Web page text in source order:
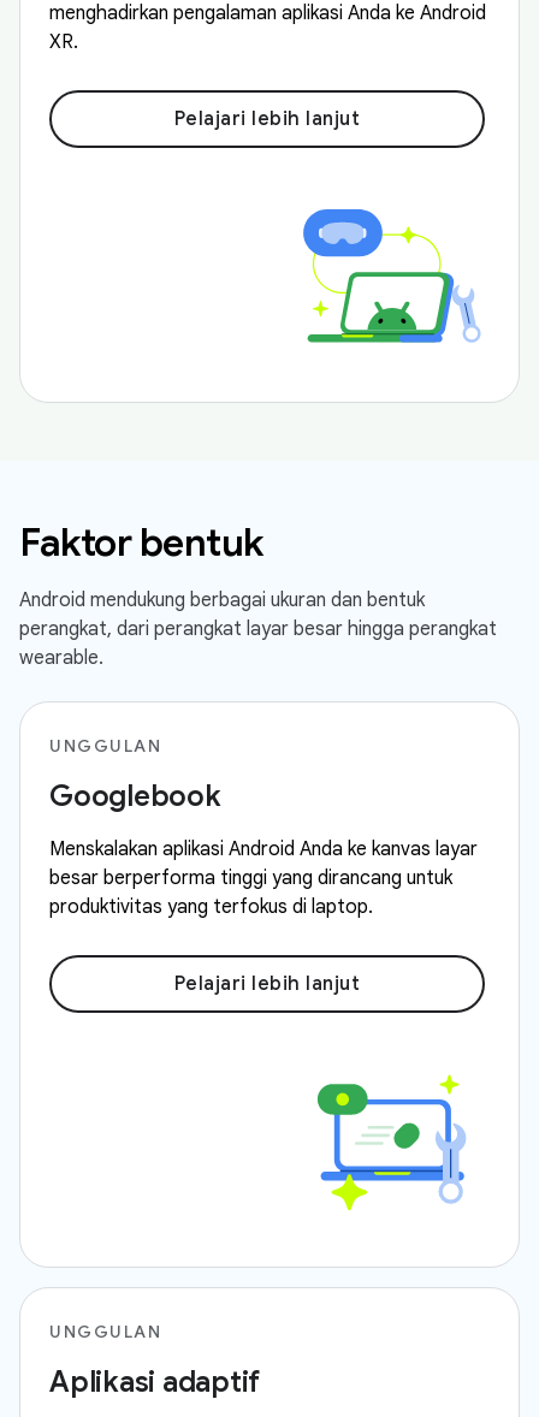
menghadirkan pengalaman aplikasi Anda ke Android
XR.
Pelajari lebih lanjut
Faktor bentuk
Android mendukung berbagai ukuran dan bentuk
perangkat, dari perangkat layar besar hingga perangkat
wearable.
UNGGULAN
Googlebook
Menskalakan aplikasi Android Anda ke kanvas layar
besar berperforma tinggi yang dirancang untuk
produktivitas yang terfokus di laptop.
Pelajari lebih lanjut
UNGGULAN
Aplikasi adaptif